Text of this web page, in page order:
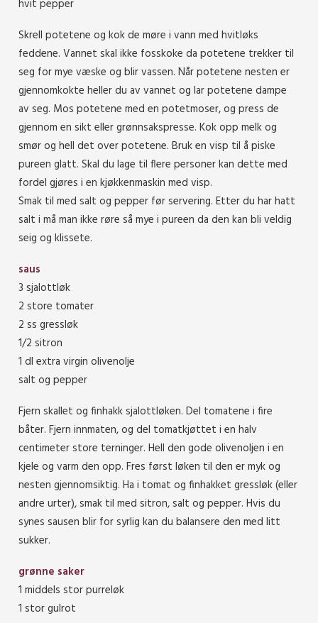
hvit pepper
Skrell potetene og kok de møre i vann med hvitløks
feddene. Vannet skal ikke fosskoke da potetene trekker til
seg for mye væske og blir vassen. Når potetene nesten er
gjennomkokte heller du av vannet og lar potetene dampe
av seg. Mos potetene med en potetmoser, og press de
gjennom en sikt eller grønnsakspresse. Kok opp melk og
smør og hell det over potetene. Bruk en visp til å piske
pureen glatt. Skal du lage til flere personer kan dette med
fordel gjøres i en kjøkkenmaskin med visp.
Smak til med salt og pepper før servering. Etter du har hatt
salt i må man ikke røre så mye i pureen da den kan bli veldig
seig og klissete.
saus
3 sjalottløk
2 store tomater
2 ss gressløk
1/2 sitron
1 dl extra virgin olivenolje
salt og pepper
Fjern skallet og finhakk sjalottløken. Del tomatene i fire
båter. Fjern innmaten, og del tomatkjøttet i en halv
centimeter store terninger. Hell den gode olivenoljen i en
kjele og varm den opp. Fres først løken til den er myk og
nesten gjennomsiktig. Ha i tomat og finhakket gressløk (eller
andre urter), smak til med sitron, salt og pepper. Hvis du
synes sausen blir for syrlig kan du balansere den med litt
sukker.
grønne saker
1 middels stor purreløk
1 stor gulrot